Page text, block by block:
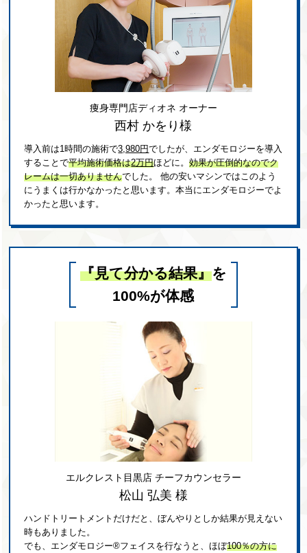
痩身専門店ディオネ オーナー
西村 かをり様
導入前は1時間の施術で3,980円でしたが、エンダモロジーを導入
することで平均施術価格は2万円ほどに。効果が圧倒的なのでク
レームは一切ありませんでした。 他の安いマシンではこのよう
にうまくは行かなかったと思います。本当にエンダモロジーでよ
かったと思います。
『見て分かる結果』を
100%が体感
エルクレスト目黒店 チーフカウンセラー
松山 弘美 様
ハンドトリートメントだけだと、ぼんやりとしか結果が見えない
時もありました。
でも、エンダモロジー®フェイスを行なうと、ほぼ100％の方に